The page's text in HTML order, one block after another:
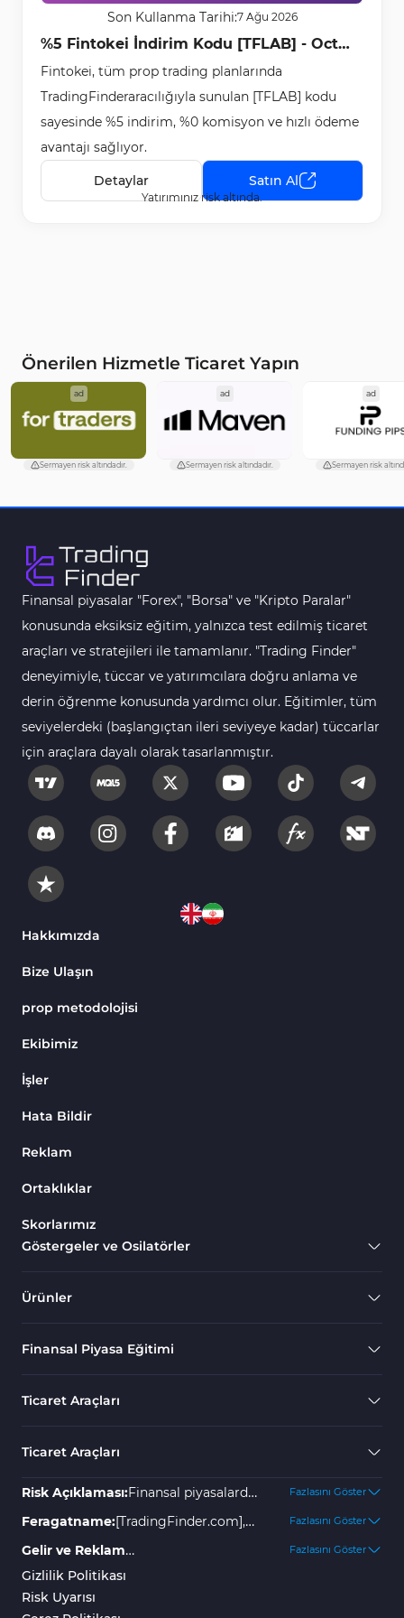
Son Kullanma Tarihi:7 Ağu 2026
%5 Fintokei İndirim Kodu [TFLAB] - Oct
16th, 2025
Fintokei, tüm prop trading planlarında
TradingFinderaracılığıyla sunulan [TFLAB] kodu
sayesinde %5 indirim, %0 komisyon ve hızlı ödeme
avantajı sağlıyor.
Detaylar Satın Al
Yatırımınız risk altında.
Önerilen Hizmetle Ticaret Yapın
ad
Sermayen risk altındadır.
ad
Sermayen risk altındadır.
ad
Sermayen risk
Finansal piyasalar "Forex", "Borsa" ve "Kripto Paralar"
konusunda eksiksiz eğitim, yalnızca test edilmiş ticaret
araçları ve stratejileri ile tamamlanır. "Trading Finder"
deneyimiyle, tüccar ve yatırımcılara doğru anlama ve
derin öğrenme konusunda yardımcı olur. Eğitimler, tüm
seviyelerdeki (başlangıçtan ileri seviyeye kadar) tüccarlar
için araçlara dayalı olarak tasarlanmıştır.
Hakkımızda
Bize Ulaşın
prop metodolojisi
Ekibimiz
İşler
Hata Bildir
Reklam
Ortaklıklar
Skorlarımız
Göstergeler ve Osilatörler
Ürünler
Finansal Piyasa Eğitimi
Ticaret Araçları
Ticaret Araçları
Risk Açıklaması:Finansal piyasalarda
yer almak yüksek risk içerir ve
tamamını kaybetmenize neden
olabilir. Kayıpları önlemek için
herhangi bir garanti veya belirli
Fazlasını Göster
Feragatname:[TradingFinder.com],
olası kayıplar veya zararlar için hiçbir
sorumluluğundadır. Geçmiş sonuçlar
Fazlasını Göster
Gelir ve Reklam
Açıklaması:"TradingFinder"
platformu çeşitli hizmetler
Fazlasını Göster
Gizlilik Politikası
Risk Uyarısı